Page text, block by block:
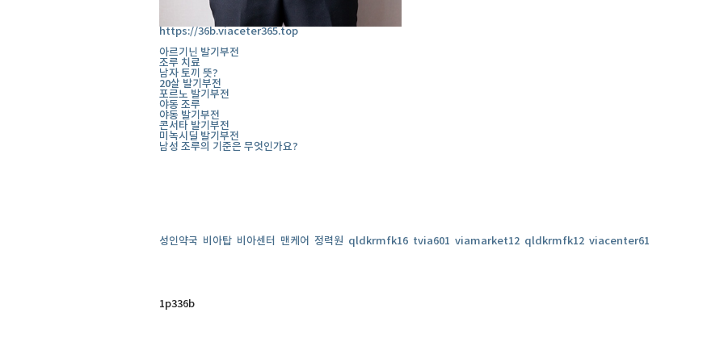
https://36b.viaceter365.top
아르기닌 발기부전
조루 치료
남자 토끼 뜻?
20살 발기부전
포르노 발기부전
야동 조루
야동 발기부전
콘서타 발기부전
미녹시딜 발기부전
남성 조루의 기준은 무엇인가요?
성인약국 비아탑 비아센터 맨케어 정력원 qldkrmfk16 tvia601 viamarket12 qldkrmfk12 viacenter61
1p336b